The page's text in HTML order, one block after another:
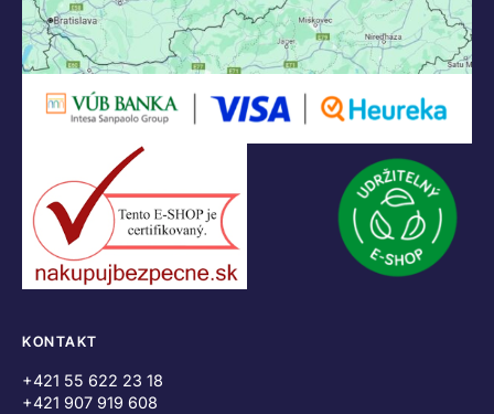
KONTAKT
+421 55 622 23 18
+421 907 919 608